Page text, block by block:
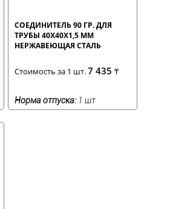
СОЕДИНИТЕЛЬ 90 ГР. ДЛЯ
ТРУБЫ 40X40X1,5 ММ
НЕРЖАВЕЮЩАЯ СТАЛЬ
Стоимость за 1 шт.7 435₸
Норма отпуска: 1 шт